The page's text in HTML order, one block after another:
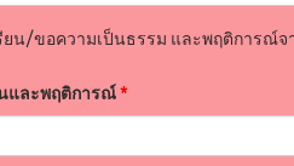
ยน/ขอความเป็นธรรม และพฤติการณ์จ
และพฤติการณ์*